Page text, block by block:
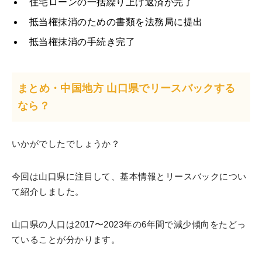
住宅ローンの一括繰り上げ返済が完了
抵当権抹消のための書類を法務局に提出
抵当権抹消の手続き完了
まとめ・中国地方 山口県でリースバックする
なら？
いかがでしたでしょうか？
今回は山口県に注目して、基本情報とリースバックについ
て紹介しました。
山口県の人口は2017〜2023年の6年間で減少傾向をたどっ
ていることが分かります。